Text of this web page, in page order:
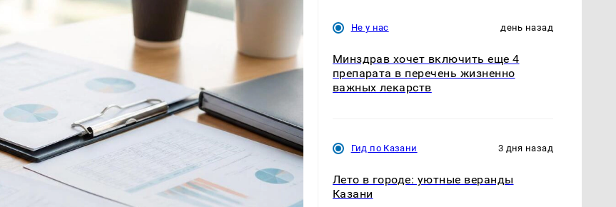
Не у нас день назад
Минздрав хочет включить еще 4
препарата в перечень жизненно
важных лекарств
Гид по Казани 3 дня назад
Лето в городе: уютные веранды
Казани